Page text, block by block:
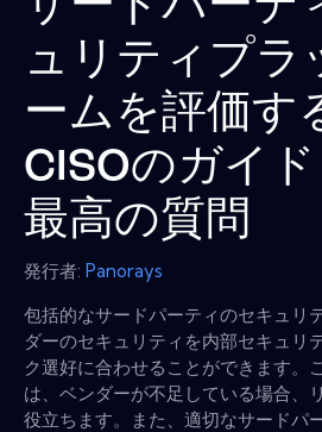
ュリティプラ
ームを評価す
CISOのガイ
最高の質問
発行者: Panorays
包括的なサードパーティのセキュリ
ダーのセキュリティを内部セキュリ
ク選好に合わせることができます。
は、ベンダーが不足している場合、
役立ちます。また、適切なサードパ